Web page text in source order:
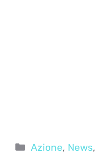
Categorie
Azione, News,